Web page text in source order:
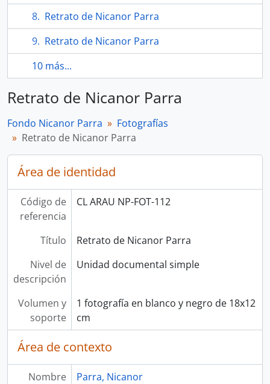
Retrato de Nicanor Parra
Retrato de Nicanor Parra
10 más...
Retrato de Nicanor Parra
Fondo Nicanor Parra
Fotografías
Retrato de Nicanor Parra
Área de identidad
Código de
referencia
CL ARAU NP-FOT-112
Título
Retrato de Nicanor Parra
Nivel de
descripción
Unidad documental simple
Volumen y
soporte
1 fotografía en blanco y negro de 18x12
cm
Área de contexto
Nombre
Parra, Nicanor